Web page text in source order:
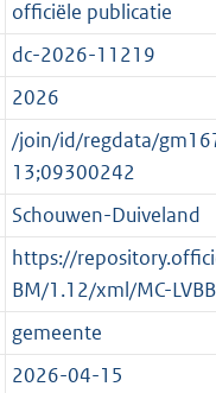
n
d
s
g
r
o
o
t
t
e
:
2
officiële publicatie
dc-2026-11219
2026
/join/id/regdata/
13;09300242
Schouwen-Duiveland
https://
BM/1.12/xml/MC-
gemeente
2026-04-15